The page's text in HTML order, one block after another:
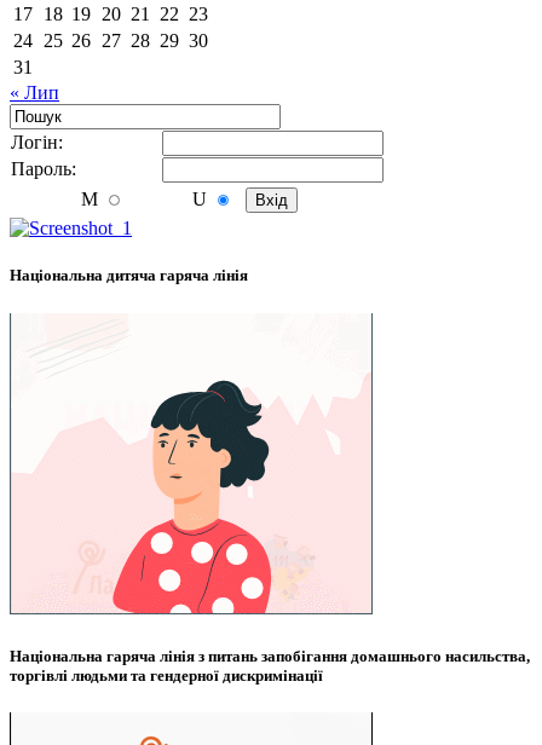
17 18 19 20 21 22 23
24 25 26 27 28 29 30
31
« Лип
Логiн:
Пароль:
M
U
Національна дитяча гаряча лінія
Національна гаряча лінія з питань запобігання домашнього насильства,
торгівлі людьми та гендерної дискримінації